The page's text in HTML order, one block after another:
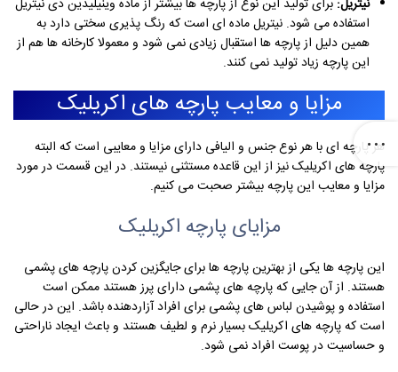
نیتریل: برای تولید این نوع از پارچه ها بیشتر از ماده وینیلیدین دی نیتریل
استفاده می شود. نیتریل ماده ای است که رنگ پذیری سختی دارد به
همین دلیل از پارچه ها استقبال زیادی نمی شود و معمولا کارخانه ها هم از
این پارچه زیاد تولید نمی کنند.
مزایا و معایب پارچه های اکریلیک
هر پارچه ای با هر نوع جنس و الیافی دارای مزایا و معایبی است که البته
پارچه های اکریلیک نیز از این قاعده مستثنی نیستند. در این قسمت در مورد
مزایا و معایب این پارچه بیشتر صحبت می کنیم.
مزایای پارچه اکریلیک
این پارچه ها یکی از بهترین پارچه ها برای جایگزین کردن پارچه های پشمی
هستند. از آن جایی که پارچه های پشمی دارای پرز هستند ممکن است
استفاده و پوشیدن لباس های پشمی برای افراد آزاردهنده باشد. این در حالی
است که پارچه های اکریلیک بسیار نرم و لطیف هستند و باعث ایجاد ناراحتی
و حساسیت در پوست افراد نمی شود.